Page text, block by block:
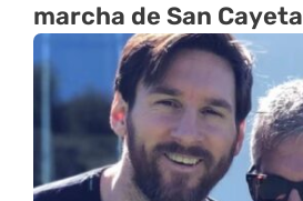
marcha de San